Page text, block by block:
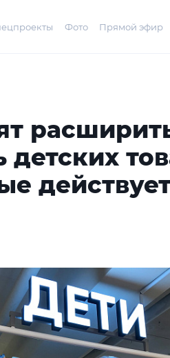
Фото Прямой эфир
детских